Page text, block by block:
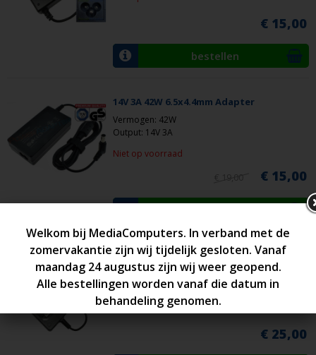
€ 15,00
bestellen
14V 3A 42W 6.5x4.4mm Adapter
Vermogen: 42W
Output: 14V 3A
Niet op voorraad
€ 15,00
24V 2.5A 60W 5.5x2.1mm
Vermogen: 60W
Output: 24V 2.5A
Niet op voorraad
€ 25,00